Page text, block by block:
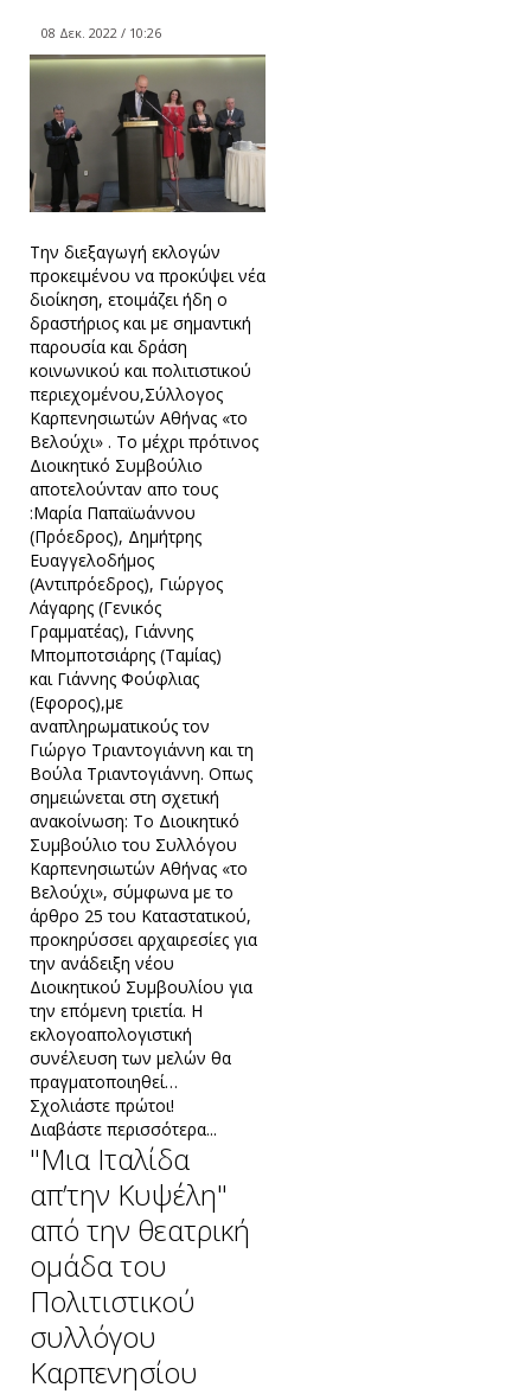
08 Δεκ. 2022 / 10:26
Την διεξαγωγή εκλογών
προκειμένου να προκύψει νέα
διοίκηση, ετοιμάζει ήδη ο
δραστήριος και με σημαντική
παρουσία και δράση
κοινωνικού και πολιτιστικού
περιεχομένου,Σύλλογος
Καρπενησιωτών Αθήνας «το
Βελούχι» . Το μέχρι πρότινος
Διοικητικό Συμβούλιο
αποτελούνταν απο τους
:Μαρία Παπαϊωάννου
(Πρόεδρος), Δημήτρης
Ευαγγελοδήμος
(Αντιπρόεδρος), Γιώργος
Λάγαρης (Γενικός
Γραμματέας), Γιάννης
Μπομποτσιάρης (Ταμίας)
και Γιάννης Φούφλιας
(Εφορος),με
αναπληρωματικούς τον
Γιώργο Τριαντογιάννη και τη
Βούλα Τριαντογιάννη. Οπως
σημειώνεται στη σχετική
ανακοίνωση: Το Διοικητικό
Συμβούλιο του Συλλόγου
Καρπενησιωτών Αθήνας «το
Βελούχι», σύμφωνα με το
άρθρο 25 του Καταστατικού,
προκηρύσσει αρχαιρεσίες για
την ανάδειξη νέου
Διοικητικού Συμβουλίου για
την επόμενη τριετία. Η
εκλογοαπολογιστική
συνέλευση των μελών θα
πραγματοποιηθεί…
Σχολιάστε πρώτοι!
Διαβάστε περισσότερα...
"Μια Ιταλίδα
απ’την Κυψέλη"
από την θεατρική
ομάδα του
Πολιτιστικού
συλλόγου
Καρπενησίου